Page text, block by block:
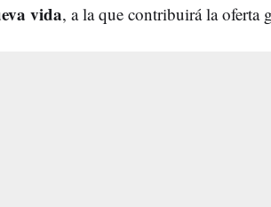
vida, a la que contribuirá la oferta